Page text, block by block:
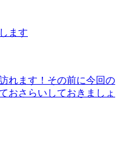
ます
れます！その前に今回の
おさらいしておきましょ